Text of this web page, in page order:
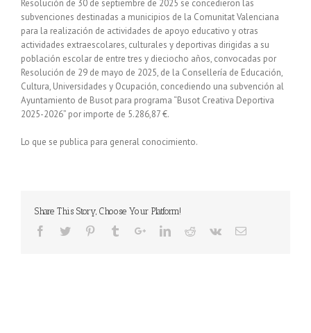
Resolución de 30 de septiembre de 2025 se concedieron las
subvenciones destinadas a municipios de la Comunitat Valenciana
para la realización de actividades de apoyo educativo y otras
actividades extraescolares, culturales y deportivas dirigidas a su
población escolar de entre tres y dieciocho años, convocadas por
Resolución de 29 de mayo de 2025, de la Consellería de Educación,
Cultura, Universidades y Ocupación, concediendo una subvención al
Ayuntamiento de Busot para programa “Busot Creativa Deportiva
2025-2026” por importe de 5.286,87 €.
Lo que se publica para general conocimiento.
Share This Story, Choose Your Platform!